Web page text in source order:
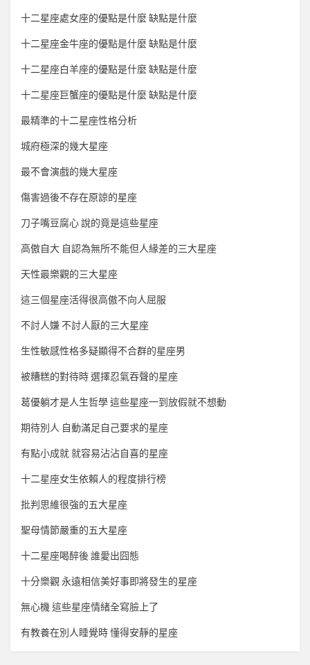
十二星座處女座的優點是什麼 缺點是什麼
十二星座金牛座的優點是什麼 缺點是什麼
十二星座白羊座的優點是什麼 缺點是什麼
十二星座巨蟹座的優點是什麼 缺點是什麼
最精準的十二星座性格分析
城府極深的幾大星座
最不會演戲的幾大星座
傷害過後不存在原諒的星座
刀子嘴豆腐心 說的竟是這些星座
高傲自大 自認為無所不能但人緣差的三大星座
天性最樂觀的三大星座
這三個星座活得很高傲不向人屈服
不討人嫌 不討人厭的三大星座
生性敏感性格多疑顯得不合群的星座男
被糟糕的對待時 選擇忍氣吞聲的星座
葛優躺才是人生哲學 這些星座一到放假就不想動
期待別人 自動滿足自己要求的星座
有點小成就 就容易沾沾自喜的星座
十二星座女生依賴人的程度排行榜
批判思維很強的五大星座
聖母情節嚴重的五大星座
十二星座喝醉後 誰愛出囧態
十分樂觀 永遠相信美好事即將發生的星座
無心機 這些星座情緒全寫臉上了
有教養在別人睡覺時 懂得安靜的星座